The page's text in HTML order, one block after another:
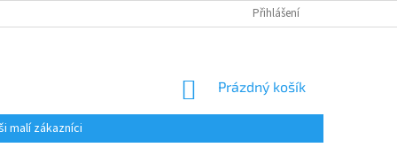
Přihlášení
NÁKUPNÍ
Prázdný košík
malí zákazníci